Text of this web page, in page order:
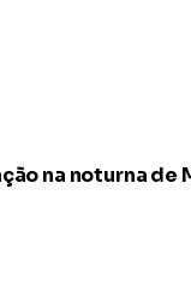
na noturna de